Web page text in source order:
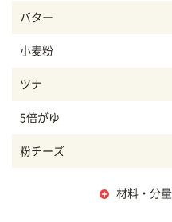
バター
小麦粉
ツナ
5倍がゆ
粉チーズ
材料・分